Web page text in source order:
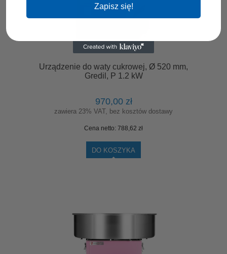
Urządzenie do waty cukrowej, Ø 520 mm,
Gredil, P 1.2 kW
970,00 zł
zawiera 23% VAT, bez kosztów dostawy
Cena netto: 788,62 zł
DO KOSZYKA
Zapisz się!